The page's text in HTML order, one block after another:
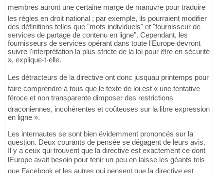
membres auront une certaine marge de manuvre pour traduire
les règles en droit national ; par exemple, ils pourraient modifier
des définitions telles que "mots individuels" et "fournisseur de
services de partage de contenu en ligne". Cependant, les
fournisseurs de services opérant dans toute l'Europe devront
suivre l'interprétation la plus stricte de la loi pour être en sécurité
», explique-t-elle.
Les détracteurs de la directive ont donc jusquau printemps pour
faire comprendre à tous que le texte de loi est « une tentative
féroce et non transparente dimposer des restrictions
draconiennes, incohérentes et coûteuses sur la libre expression
en ligne ».
Les internautes se sont bien évidemment prononcés sur la
question. Deux courants de pensée se dégagent de leurs avis.
Il y a ceux qui trouvent que la directive est exactement ce dont
lEurope avait besoin pour tenir un peu en laisse les géants tels
que Facebook et les autres qui pensent que la directive est